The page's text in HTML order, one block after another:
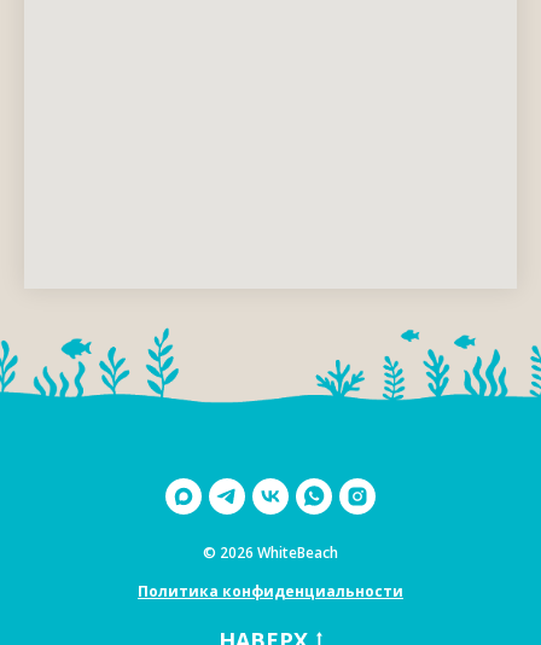
© 2026 WhiteBeach
Политика конфиденциальности